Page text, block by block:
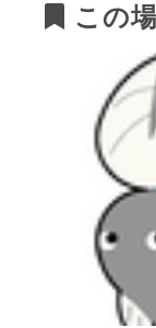
この